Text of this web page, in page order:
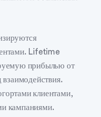
Lifetime
прибылью от
взаимодействия.
клиентами,
кампаниями.